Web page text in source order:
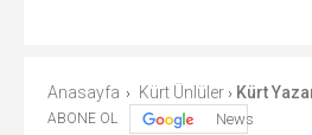
Anasayfa › Kürt Ünlüler › Kürt
ABONE OL News